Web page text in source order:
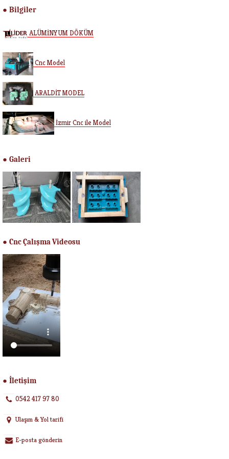
● Bilgiler
ALÜMİNYUM DÖKÜM
Cnc Model
ARALDİT MODEL
İzmir Cnc ile Model
● Galeri
● Cnc Çalışma Videosu
● İletişim
0542 417 97 80
Ulaşım & Yol tarifi
E-posta gönderin